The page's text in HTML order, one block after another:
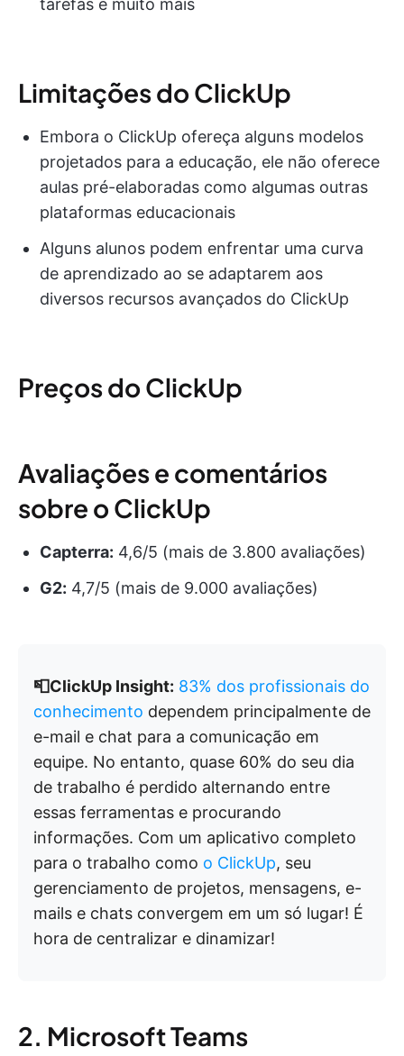
tarefas e muito mais
Limitações do ClickUp
Embora o ClickUp ofereça alguns modelos
projetados para a educação, ele não oferece
aulas pré-elaboradas como algumas outras
plataformas educacionais
Alguns alunos podem enfrentar uma curva
de aprendizado ao se adaptarem aos
diversos recursos avançados do ClickUp
Preços do ClickUp
Avaliações e comentários
sobre o ClickUp
Capterra: 4,6/5 (mais de 3.800 avaliações)
G2: 4,7/5 (mais de 9.000 avaliações)
📮ClickUp Insight: 83% dos profissionais do
conhecimento dependem principalmente de
e-mail e chat para a comunicação em
equipe. No entanto, quase 60% do seu dia
de trabalho é perdido alternando entre
essas ferramentas e procurando
informações. Com um aplicativo completo
para o trabalho como o ClickUp, seu
gerenciamento de projetos, mensagens, e-
mails e chats convergem em um só lugar! É
hora de centralizar e dinamizar!
2. Microsoft Teams